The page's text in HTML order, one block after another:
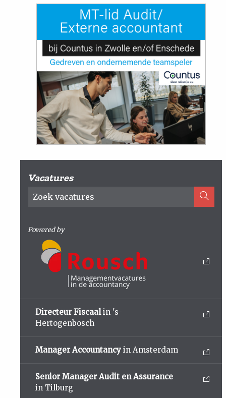
Vacatures
Powered by
Directeur Fiscaalin 's-
Hertogenbosch
Manager Accountancy in Amsterdam
Senior Manager Audit en Assurance
in Tilburg